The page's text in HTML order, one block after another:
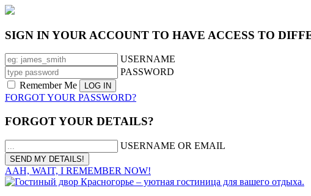
SIGN IN YOUR ACCOUNT TO HAVE ACCESS TO
USERNAME
PASSWORD
Remember Me
FORGOT YOUR PASSWORD?
FORGOT YOUR DETAILS?
USERNAME OR EMAIL
AAH, WAIT, I REMEMBER NOW!